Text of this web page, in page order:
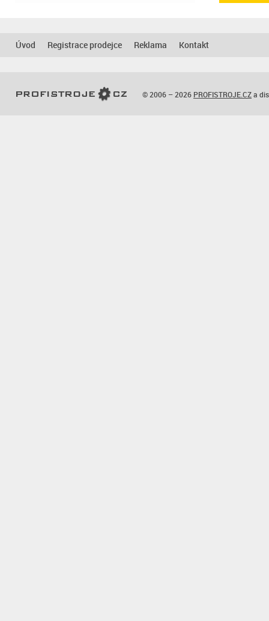
Úvod Registrace prodejce Reklama Kontakt
© 2006 – 2026 PROFISTROJE.CZa